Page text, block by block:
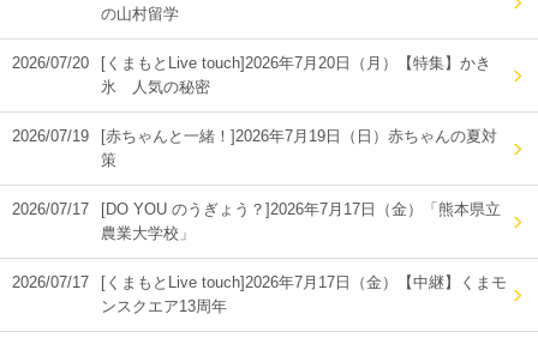
の山村留学
2026/07/20
[くまもとLive touch]2026年7月20日（月）【特集】かき
氷 人気の秘密
2026/07/19
[赤ちゃんと一緒！]2026年7月19日（日）赤ちゃんの夏対
策
2026/07/17
[DO YOU のうぎょう？]2026年7月17日（金）「熊本県立
農業大学校」
2026/07/17
[くまもとLive touch]2026年7月17日（金）【中継】くまモ
ンスクエア13周年